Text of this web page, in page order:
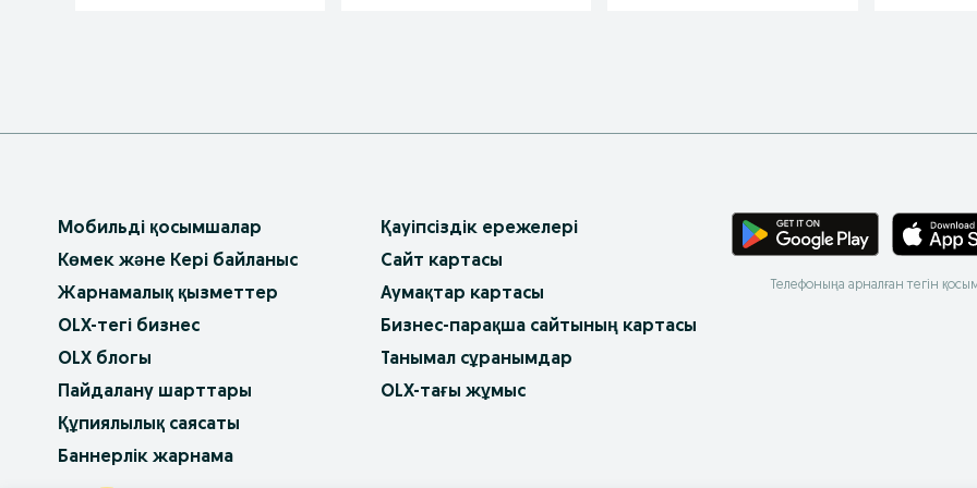
Мобильді қосымшалар
Көмек және Кері байланыс
Жарнамалық қызметтер
OLX-тегі бизнес
OLX блогы
Пайдалану шарттары
Құпиялылық саясаты
Баннерлік жарнама
Қауіпсіздік ережелері
Сайт картасы
Аумақтар картасы
Бизнес-парақша сайтының картасы
Танымал сұранымдар
OLX-тағы жұмыс
Телефоныңа арналған тегін